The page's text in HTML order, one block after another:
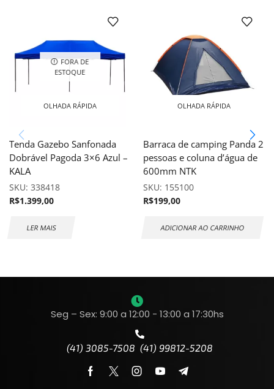
FORA DE
ESTOQUE
OLHADA RÁPIDA
Tenda Gazebo Sanfonada
Dobrável Pagoda 3×6 Azul –
KALA
SKU: 338418
R$1.399,00
LER MAIS
OLHADA RÁPIDA
Barraca de camping Panda 2
pessoas e coluna d’água de
600mm NTK
SKU: 155100
R$199,00
ADICIONAR AO CARRINHO
Seg – Sex: 9:00 a 12:00 - 13:00 a 17:30hs
(41) 3085-7508 (41) 99812-5208